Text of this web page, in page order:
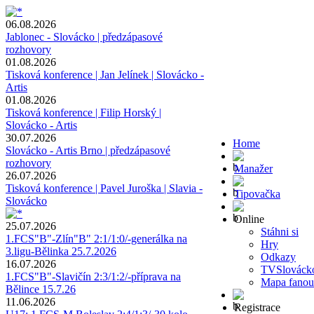
06.08.2026
Jablonec - Slovácko | předzápasové
rozhovory
01.08.2026
Tisková konference | Jan Jelínek | Slovácko -
Artis
01.08.2026
Tisková konference | Filip Horský |
Slovácko - Artis
30.07.2026
Slovácko - Artis Brno | předzápasové
rozhovory
26.07.2026
Tisková konference | Pavel Juroška | Slavia -
Slovácko
25.07.2026
1.FCS"B"-Zlín"B" 2:1/1:0/-generálka na
3.ligu-Bělinka 25.7.2026
16.07.2026
1.FCS"B"-Slavičín 2:3/1:2/-příprava na
Bělince 15.7.26
11.06.2026
Home
Manažer
Tipovačka
Online
Stáhni si
Hry
Odkazy
Mapa
Registrace